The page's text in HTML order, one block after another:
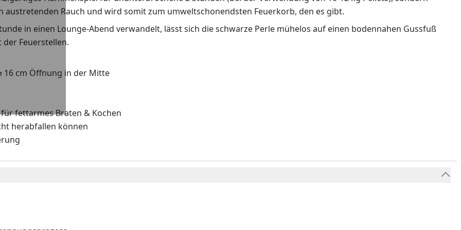
Rauch und wird somit zum umweltschonendsten Feuerkorb, den es gibt.
in einen Lounge-Abend verwandelt, lässt sich die schwarze Perle mühelos auf einen bodennahen Gussfuß
Feuerstellen.
16 cm Öffnung in der Mitte
fettarmes Braten & Kochen
herabfallen können